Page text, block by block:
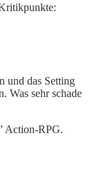
und das Setting
Was sehr schade
Action-RPG.